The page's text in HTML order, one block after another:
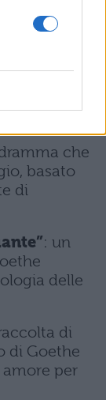
di
del
a
sue
di
che
basato
di
: un
delle
di
di Goethe
amore per